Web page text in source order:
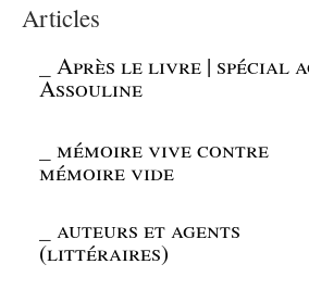
Articles
_Après le livre | spécial
Assouline
_mémoire vive contre
mémoire vide
_auteurs et agents
(littéraires)